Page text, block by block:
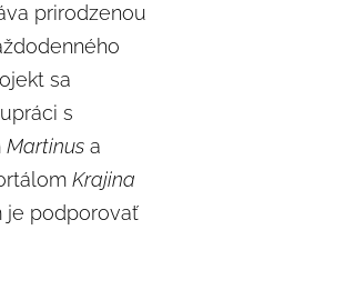
prirodzenou
sa
s
Martinus a
Krajina
je podporovať